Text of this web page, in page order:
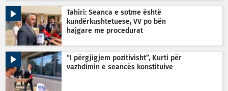
Tahiri: Seanca e sotme është
kundërkushtetuese, VV po bën
hajgare me procedurat
“I përgjigjem pozitivisht”, Kurti për
vazhdimin e seancës konstituive